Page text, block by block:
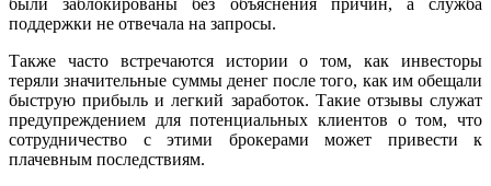
были заблокированы без объяснения причин, а служба
поддержки не отвечала на запросы.
Также часто встречаются истории о том, как инвесторы
теряли значительные суммы денег после того, как им обещали
быструю прибыль и легкий заработок. Такие отзывы служат
предупреждением для потенциальных клиентов о том, что
сотрудничество с этими брокерами может привести к
плачевным последствиям.